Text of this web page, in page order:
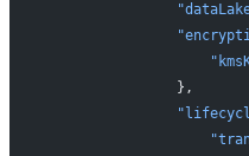
                },